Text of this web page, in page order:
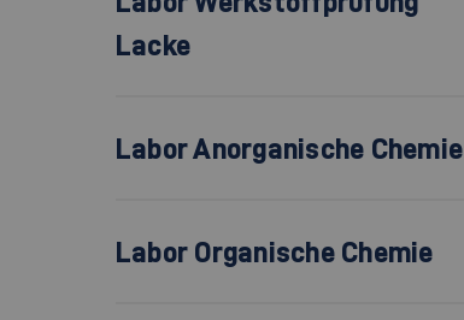
Lacke
Labor Anorganische Chemie
Labor Organische Chemie